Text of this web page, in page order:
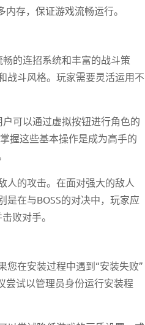
存，保证游戏流畅运行。
的连招系统和丰富的战斗策
战斗风格。玩家需要灵活运用不
可以通过虚拟按钮进行角色的
握这些基本操作是成为高手的
人的攻击。在面对强大的敌人
是在与BOSS的对决中，玩家应
败对手。
您在安装过程中遇到“安装失败”
尝试以管理员身份运行安装程